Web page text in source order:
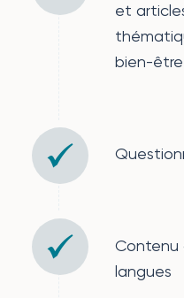
et
bien-être
Contenu
langues